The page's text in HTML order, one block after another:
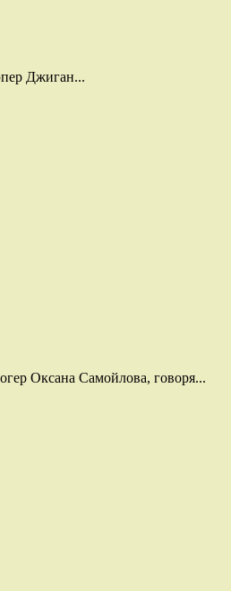
Джиган...
Оксана Самойлова, говоря...